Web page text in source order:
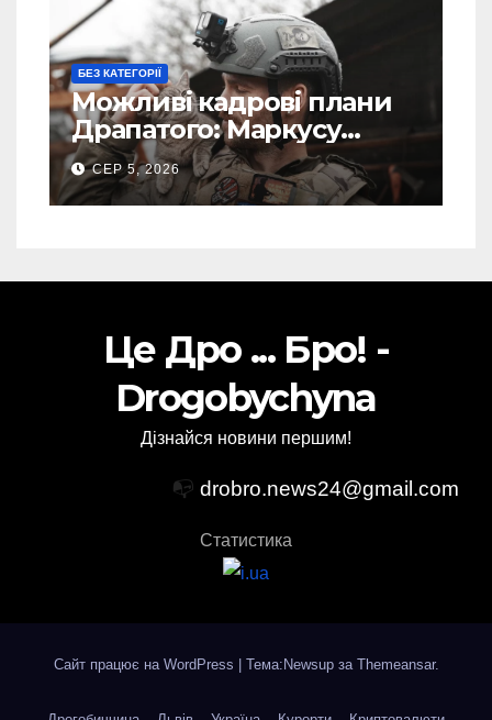
БЕЗ КАТЕГОРІЇ
Можливі кадрові плани
Драпатого: Маркусу
пророкують важливу
посаду у ЗСУ
СЕР 5, 2026
Це Дро ... Бро! -
Drogobychyna
Дізнайся новини першим!
📭 drobro.news24@gmail.com
Статистика
Сайт працює на WordPress Тема:Newsup за Themeansar.